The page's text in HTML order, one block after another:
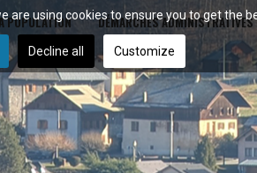
POPULATION DÉMARCHES ADMINISTRATIVES
are using cookies to ensure you to get the
Decline all Customize